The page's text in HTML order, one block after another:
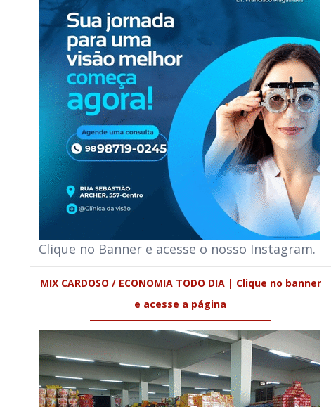
Clique no Banner e acesse o nosso Instagram.
MIX CARDOSO / ECONOMIA TODO DIA | Clique no banner
e acesse a página